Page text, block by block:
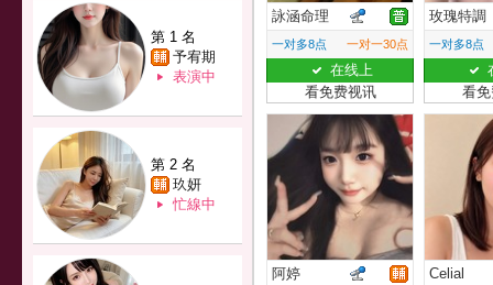
第 1 名
予宥期
表演中
第 2 名
玖妍
忙線中
詠涵命理
一对多8点 一对一30点
在线上
看免费视讯
玫瑰特調
一对多8点
看
阿婷 Celial